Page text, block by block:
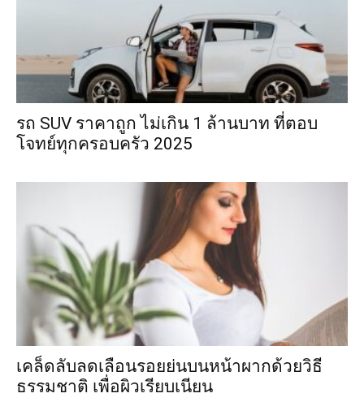
รถ SUV ราคาถูก ไม่เกิน 1 ล้านบาท ที่ตอบ
โจทย์ทุกครอบครัว 2025
เคล็ดลับลดเลือนรอยย่นบนหน้าผากด้วยวิธี
ธรรมชาติ เพื่อผิวเรียบเนียน